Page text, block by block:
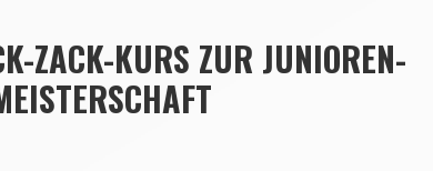
ZACK-KURS ZUR JUNIOREN-